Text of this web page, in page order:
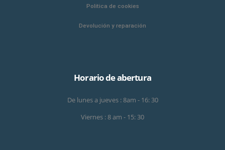
Politica de cookies
Devolución y reparación
Horario de abertura
De lunes a jueves : 8am - 16: 30
Viernes : 8 am - 15: 30